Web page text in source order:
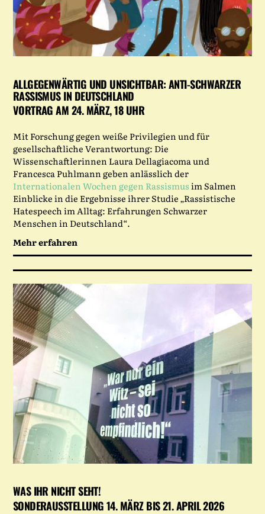
ALLGEGENWÄRTIG UND UNSICHTBAR: ANTI-SCHWARZER
RASSISMUS IN DEUTSCHLAND
VORTRAG AM 24. MÄRZ, 18 UHR
Mit Forschung gegen weiße Privilegien und für
gesellschaftliche Verantwortung: Die
Wissenschaftlerinnen Laura Dellagiacoma und
Francesca Puhlmann geben anlässlich der
Internationalen Wochen gegen Rassismusim Salmen
Einblicke in die Ergebnisse ihrer Studie „Rassistische
Hatespeech im Alltag: Erfahrungen Schwarzer
Menschen in Deutschland“.
Mehr erfahren
WAS IHR NICHT SEHT!
SONDERAUSSTELLUNG 14. MÄRZ BIS 21. APRIL 2026